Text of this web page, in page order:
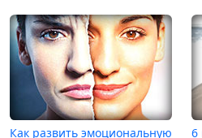
Как развить эмоциональную
6